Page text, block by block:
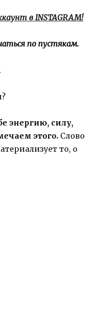
в INSTAGRAM!
по пустякам.
энергию, силу,
этого. Слово
то, о